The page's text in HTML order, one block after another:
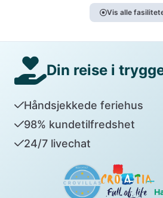
Vis alle
Din reise i
Håndsjekkede feriehus
98% kundetilfredshet
24/7 livechat